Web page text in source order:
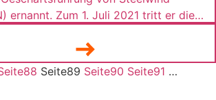
ernannt. Zum 1. Juli 2021 tritt er die
Hubo (62) an, der in den
Nordenham ist eine 100%-ige
der AG der Dillinger Hüttenwerke
(56) ist Ingenieur der […]
88 Seite89 Seite90 Seite91 …